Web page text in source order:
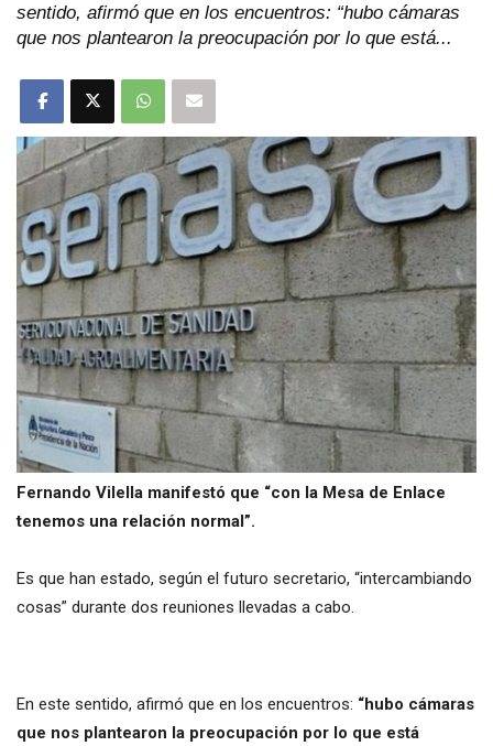
sentido, afirmó que en los encuentros: “hubo cámaras
que nos plantearon la preocupación por lo que está...
Fernando Vilella manifestó que “con la Mesa de Enlace
tenemos una relación normal”.
Es que han estado, según el futuro secretario, “intercambiando
cosas” durante dos reuniones llevadas a cabo.
En este sentido, afirmó que en los encuentros: “hubo cámaras
que nos plantearon la preocupación por lo que está